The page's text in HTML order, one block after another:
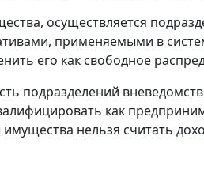
осуществляется
применяемыми в
его как свободное
подразделений
как
нельзя считать